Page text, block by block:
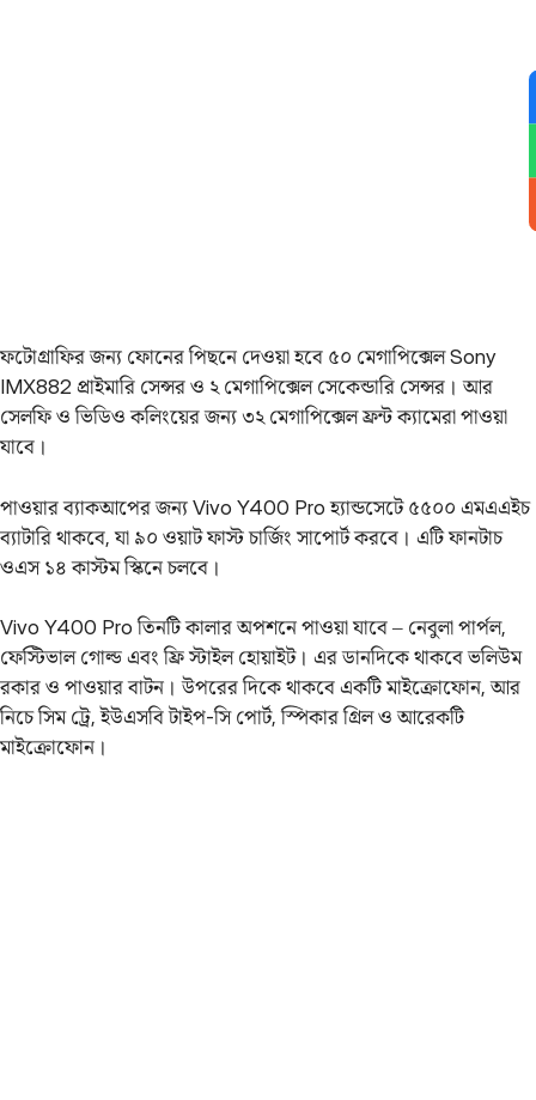
ফটোগ্রাফির জন্য ফোনের পিছনে দেওয়া হবে ৫০ মেগাপিক্সেল Sony
IMX882 প্রাইমারি সেন্সর ও ২ মেগাপিক্সেল সেকেন্ডারি সেন্সর। আর
সেলফি ও ভিডিও কলিংয়ের জন্য ৩২ মেগাপিক্সেল ফ্রন্ট ক্যামেরা পাওয়া
যাবে।
পাওয়ার ব্যাকআপের জন্য Vivo Y400 Pro হ্যান্ডসেটে ৫৫০০ এমএএইচ
ব্যাটারি থাকবে, যা ৯০ ওয়াট ফাস্ট চার্জিং সাপোর্ট করবে। এটি ফানটাচ
ওএস ১৪ কাস্টম স্কিনে চলবে।
Vivo Y400 Pro তিনটি কালার অপশনে পাওয়া যাবে – নেবুলা পার্পল,
ফেস্টিভাল গোল্ড এবং ফ্রি স্টাইল হোয়াইট। এর ডানদিকে থাকবে ভলিউম
রকার ও পাওয়ার বাটন। উপরের দিকে থাকবে একটি মাইক্রোফোন, আর
নিচে সিম ট্রে, ইউএসবি টাইপ-সি পোর্ট, স্পিকার গ্রিল ও আরেকটি
মাইক্রোফোন।